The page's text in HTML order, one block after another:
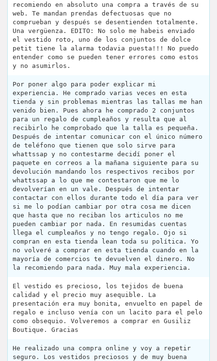
recomiendo en absoluto una compra a través de su
web. Te mandan prendas defectuosas que no
comprueban y después se desentienden totalmente.
Una vergüenza. EDITO: No solo me habeis enviado
el vestido roto, uno de los conjuntos de dolce
petit tiene la alarma todavia puesta!!! No puedo
entender como se pueden tener errores como estos
y no asumirlos.
Por poner algo para poder explicar mi
experiencia. He comprado varias veces en esta
tienda y sin problemas mientras las tallas me han
venido bien. Pues ahora he comprado 2 conjuntos
para un regalo de cumpleaños y resulta que al
recibirlo he comprobado que la talla es pequeña.
Después de intentar comunicar con el único número
de teléfono que tienen que solo sirve para
whattssap y no contestarme decidí poner el
paquete en correos a la mañana siguiente para su
devolución mandando los respectivos recibos por
whattssap a lo que me contestaron que me lo
devolverían en un vale. Después de intentar
contactar con ellos durante todo el día para ver
si me lo podían cambiar por otra cosa me dicen
que hasta que no reciban los articulos no me
pueden cambiar por nada. En resumidas cuentas
llega el cumpleaños y no tengo regalo. Ojo si
compran en esta tienda lean toda su política. Yo
no volveré a comprar en esta tienda cuando en la
mayoría de comercios te devuelven el dinero. No
la recomiendo para nada. Muy mala experiencia.
El vestido es precioso, los tejidos de buena
calidad y el precio muy asequible. La
presentación era muy bonita, envuelto en papel de
regalo e incluso venía con un lacito para el pelo
como obsequio. Volveremos a comprar en Gusiliz
Boutique. Gracias
He realizado una compra online y voy a repetir
seguro. Los vestidos preciosos y de muy buena